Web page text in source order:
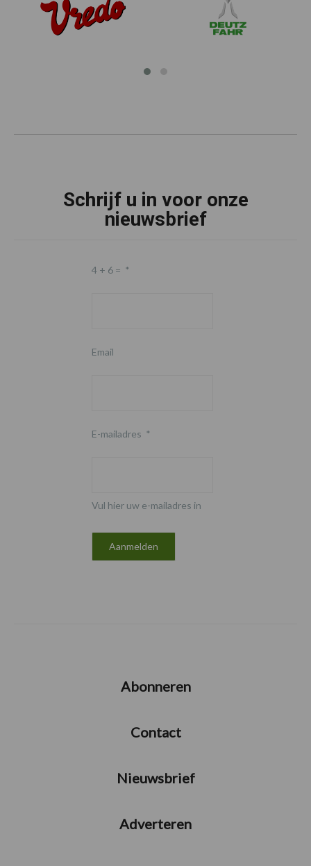
Schrijf u in voor onze
nieuwsbrief
4 + 6 = *
Email
E-mailadres *
Vul hier uw e-mailadres in
Abonneren
Contact
Nieuwsbrief
Adverteren